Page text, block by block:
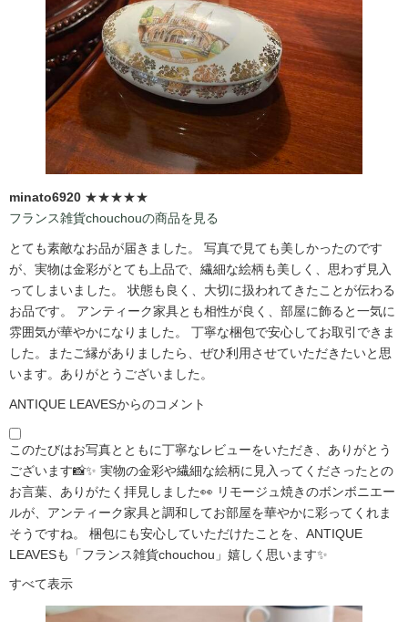
minato6920 ★★★★★
フランス雑貨chouchouの商品を見る
とても素敵なお品が届きました。 写真で見ても美しかったのです
が、実物は金彩がとても上品で、繊細な絵柄も美しく、思わず見入
ってしまいました。 状態も良く、大切に扱われてきたことが伝わる
お品です。 アンティーク家具とも相性が良く、部屋に飾ると一気に
雰囲気が華やかになりました。 丁寧な梱包で安心してお取引できま
した。またご縁がありましたら、ぜひ利用させていただきたいと思
います。ありがとうございました。
ANTIQUE LEAVESからのコメント
このたびはお写真とともに丁寧なレビューをいただき、ありがとう
ございます📸✨ 実物の金彩や繊細な絵柄に見入ってくださったとの
お言葉、ありがたく拝見しました👀 リモージュ焼きのボンボニエー
ルが、アンティーク家具と調和してお部屋を華やかに彩ってくれま
そうですね。 梱包にも安心していただけたことを、ANTIQUE
LEAVESも「フランス雑貨chouchou」嬉しく思います✨
すべて表示